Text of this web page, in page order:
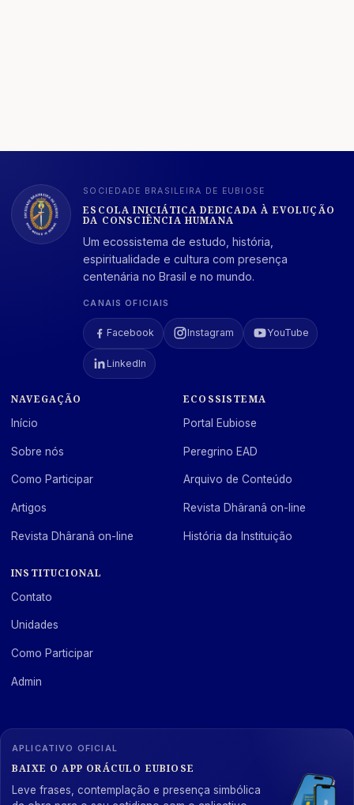
SOCIEDADE BRASILEIRA DE EUBIOSE
ESCOLA INICIÁTICA DEDICADA À EVOLUÇÃO
DA CONSCIÊNCIA HUMANA
Um ecossistema de estudo, história,
espiritualidade e cultura com presença
centenária no Brasil e no mundo.
CANAIS OFICIAIS
Facebook Instagram YouTube
LinkedIn
NAVEGAÇÃO
Início
Sobre nós
Como Participar
Artigos
Revista Dhâranâ on-line
ECOSSISTEMA
Portal Eubiose
Peregrino EAD
Arquivo de Conteúdo
Revista Dhâranâ on-line
História da Instituição
INSTITUCIONAL
Contato
Unidades
Como Participar
Admin
APLICATIVO OFICIAL
BAIXE O APP ORÁCULO EUBIOSE
Leve frases, contemplação e presença simbólica